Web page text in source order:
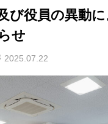
び役員の異動
せ
2025.07.22